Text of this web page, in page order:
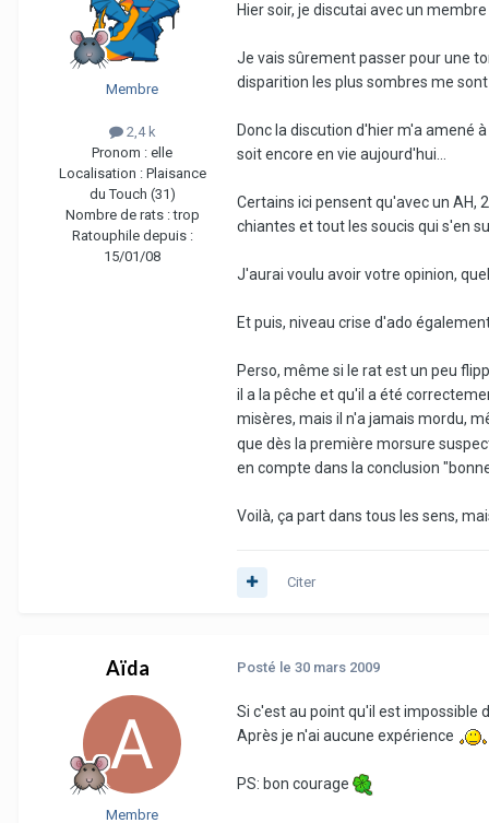
Membre
2,4 k
Pronom : elle
Localisation : Plaisance
du Touch (31)
Nombre de rats :trop
Ratouphile depuis :
15/01/08
Hier soir, je discutai avec un
Je vais sûrement passer pour une
disparition les plus sombres me
Donc la discution d'hier m'a amené
soit encore en vie aujourd'hui...
Certains ici pensent qu'avec un AH,
chiantes et tout les soucis qui s'en
J'aurai voulu avoir votre opinion,
Et puis, niveau crise d'ado
Perso, même si le rat est un peu
il a la pêche et qu'il a été
misères, mais il n'a jamais mordu,
que dès la première morsure
en compte dans la conclusion
Voilà, ça part dans tous les sens,
Citer
Aïda
Membre
Posté le 30 mars 2009
Si c'est au point qu'il est impossible
Après je n'ai aucune expérience
PS: bon courage